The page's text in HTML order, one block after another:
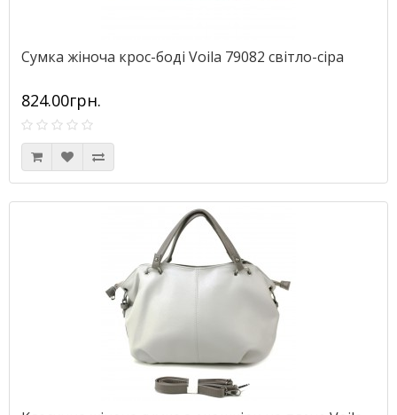
Сумка жіноча крос-боді Voila 79082 світло-сіра
824.00грн.